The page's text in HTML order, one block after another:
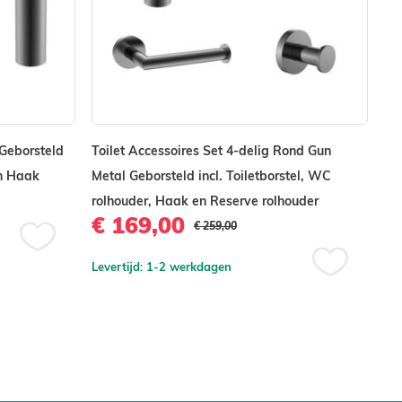
Haak
Toilet Accessoires Set 4-delig Rond Gun
Metal Geborsteld incl. Toiletborstel, WC
rolhouder, Haak en Reserve rolhouder
€ 169,00 € 259,00
Levertijd: 1-2 werkdagen